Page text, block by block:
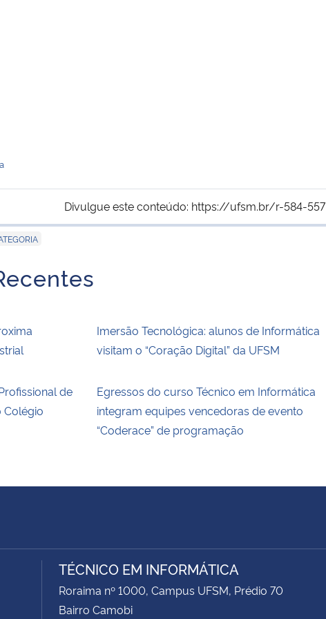
Divulgue este conteúdo: https://ufsm.br/r-584-557
Imersão Tecnológica: alunos de Informática
visitam o “Coração Digital” da UFSM
de
Colégio
Egressos do curso Técnico em Informática
integram equipes vencedoras de evento
“Coderace” de programação
TÉCNICO EM INFORMÁTICA
Roraima nº 1000, Campus UFSM, Prédio 70
Bairro Camobi